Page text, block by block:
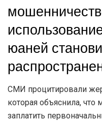
юаней
СМИ процитировали
которая объяснила,
заплатить